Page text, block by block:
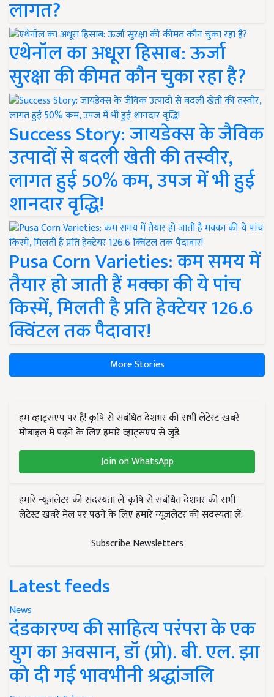
लागत?
एथेनॉल का अधूरा हिसाब: ऊर्जा
सुरक्षा की कीमत कौन चुका रहा है?
Success Story: जायडेक्स के जैविक
उत्पादों से बदली खेती की तस्वीर,
लागत हुई 50% कम, उपज में भी हुई
शानदार वृद्धि!
Pusa Corn Varieties: कम समय में
तैयार हो जाती हैं मक्का की ये पांच
किस्में, मिलती है प्रति हेक्टेयर 126.6
क्विंटल तक पैदावार!
More Stories
हम व्हाट्सएप पर हैं! कृषि से संबंधित देशभर की सभी लेटेस्ट ख़बरें
मोबाइल में पढ़ने के लिए हमारे व्हाट्सएप से जुड़ें.
Join on WhatsApp
हमारे न्यूज़लेटर की सदस्यता लें. कृषि से संबंधित देशभर की सभी
लेटेस्ट ख़बरें मेल पर पढ़ने के लिए हमारे न्यूज़लेटर की सदस्यता लें.
Subscribe Newsletters
Latest feeds
News
दंडकारण्य की साहित्य परंपरा के एक
युग का अवसान, डॉ (प्रो). बी. एल. झा
को दी गई भावभीनी श्रद्धांजलि